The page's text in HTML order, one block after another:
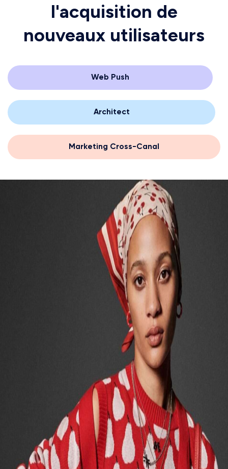
l'acquisition de
nouveaux utilisateurs
Web Push
Architect
Marketing Cross-Canal